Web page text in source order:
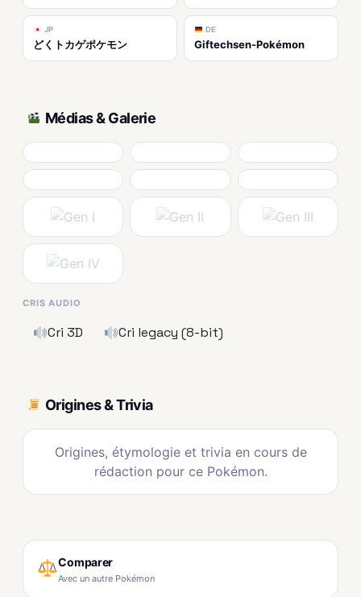
JP
どくトカゲポケモン
DE
Giftechsen-Pokémon
Médias & Galerie
CRIS AUDIO
Cri 3D Cri legacy (8-bit)
Origines & Trivia
Origines, étymologie et trivia en cours de
rédaction pour ce Pokémon.
Comparer
Avec un autre Pokémon